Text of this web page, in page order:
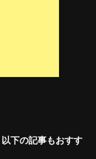
下の記事もおすす